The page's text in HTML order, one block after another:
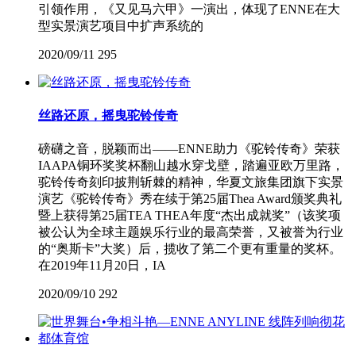
引领作用，《又见马六甲》一演出，体现了ENNE在大
型实景演艺项目中扩声系统的
2020/09/11 295
丝路还原，摇曳驼铃传奇
磅礴之音，脱颖而出——ENNE助力《驼铃传奇》荣获
IAAPA铜环奖奖杯翻山越水穿戈壁，踏遍亚欧万里路，
驼铃传奇刻印披荆斩棘的精神，华夏文旅集团旗下实景
演艺《驼铃传奇》秀在续于第25届Thea Award颁奖典礼
暨上获得第25届TEA THEA年度“杰出成就奖”（该奖项
被公认为全球主题娱乐行业的最高荣誉，又被誉为行业
的“奥斯卡”大奖）后，揽收了第二个更有重量的奖杯。
在2019年11月20日，IA
2020/09/10 292